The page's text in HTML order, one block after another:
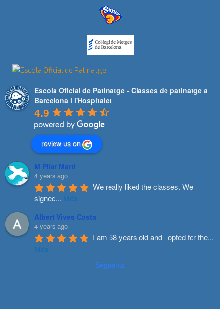
Escola Oficial de Patinatge - Classes de patinatge a
Barcelona i l'Hospitalet
4.9
review us on
M Pilar Marti
4 years ago
We really liked the classes. We
signed... Més
Albert Vives Costa
4 years ago
I am 58 years old and I opted for the...
Més
Següents